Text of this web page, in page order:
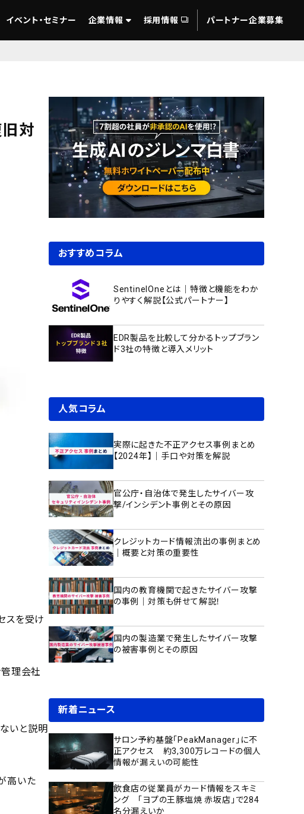
イベント・セミナー 企業情報 採用情報 パートナー企業募集
対
スを受け
管理会社
いと説明
高いた
おすすめコラム
SentinelOneとは｜特徴と機能をわか
りやすく解説【公式パートナー】
EDR製品を比較して分かるトップブラン
ド3社の特徴と導入メリット
人気コラム
実際に起きた不正アクセス事例まとめ
【2024年】｜手口や対策を解説
官公庁・自治体で発生したサイバー攻
撃/インシデント事例とその原因
クレジットカード情報流出の事例まとめ
｜概要と対策の重要性
国内の教育機関で起きたサイバー攻撃
の事例｜対策も併せて解説！
国内の製造業で発生したサイバー攻撃
の被害事例とその原因
新着ニュース
サロン予約基盤「PeakManager」に不
正アクセス 約3,300万レコードの個人
情報が漏えいの可能性
飲食店の従業員がカード情報をスキミ
ング 「ヨプの王豚塩焼 赤坂店」で284
名分漏えいか